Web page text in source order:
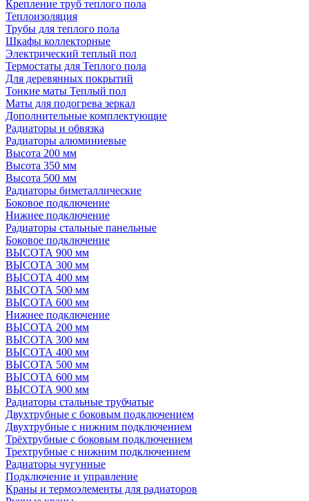
Крепление труб теплого пола
Теплоизоляция
Трубы для теплого пола
Шкафы коллекторные
Электрический теплый пол
Термостаты для Теплого пола
Для деревянных покрытий
Тонкие маты Теплый пол
Маты для подогрева зеркал
Дополнительные комплектующие
Радиаторы и обвязка
Радиаторы алюминиевые
Высота 200 мм
Высота 350 мм
Высота 500 мм
Радиаторы биметаллические
Боковое подключение
Нижнее подключение
Радиаторы стальные панельные
Боковое подключение
ВЫСОТА 900 мм
ВЫСОТА 300 мм
ВЫСОТА 400 мм
ВЫСОТА 500 мм
ВЫСОТА 600 мм
Нижнее подключение
ВЫСОТА 200 мм
ВЫСОТА 300 мм
ВЫСОТА 400 мм
ВЫСОТА 500 мм
ВЫСОТА 600 мм
ВЫСОТА 900 мм
Радиаторы стальные трубчатые
Двухтрубные с боковым подключением
Двухтрубные с нижним подключением
Трёхтрубные с боковым подключением
Трехтрубные с нижним подключением
Радиаторы чугунные
Подключение и управление
Краны и термоэлементы для радиаторов